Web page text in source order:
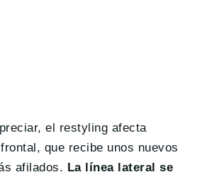
el restyling afecta
que recibe unos nuevos
afilados. La línea lateral se